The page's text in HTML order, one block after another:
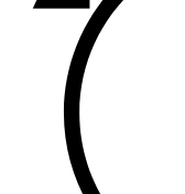
107,1 FM
Балык
104,9 FM
Баулы